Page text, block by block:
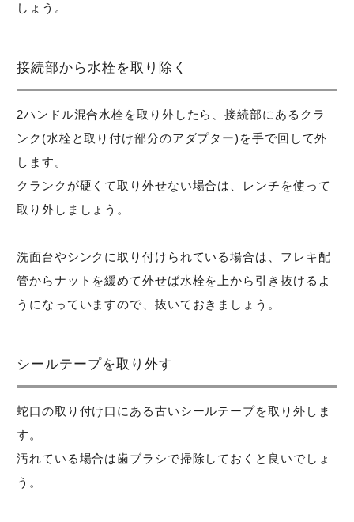
しょう。
接続部から水栓を取り除く
2ハンドル混合水栓を取り外したら、接続部にあるクラ
ンク(水栓と取り付け部分のアダプター)を手で回して外
します。
クランクが硬くて取り外せない場合は、レンチを使って
取り外しましょう。
洗面台やシンクに取り付けられている場合は、フレキ配
管からナットを緩めて外せば水栓を上から引き抜けるよ
うになっていますので、抜いておきましょう。
シールテープを取り外す
蛇口の取り付け口にある古いシールテープを取り外しま
す。
汚れている場合は歯ブラシで掃除しておくと良いでしょ
う。